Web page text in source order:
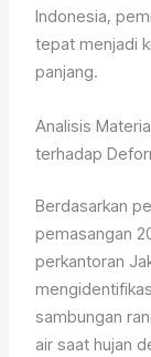
Indonesia,
tepat menjadi
panjang.
Analisis
terhadap
Berdasarkan
pemasangan
perkantoran
sambungan
air saat hujan